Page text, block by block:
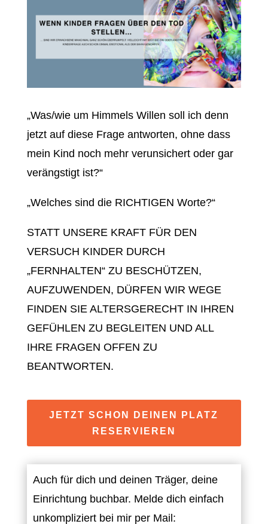
„Was/wie um Himmels Willen soll ich denn
jetzt auf diese Frage antworten, ohne dass
mein Kind noch mehr verunsichert oder gar
verängstigt ist?“
„Welches sind die RICHTIGEN Worte?“
STATT UNSERE KRAFT FÜR DEN
VERSUCH KINDER DURCH
„FERNHALTEN“ ZU BESCHÜTZEN,
AUFZUWENDEN, DÜRFEN WIR WEGE
FINDEN SIE ALTERSGERECHT IN IHREN
GEFÜHLEN ZU BEGLEITEN UND ALL
IHRE FRAGEN OFFEN ZU
BEANTWORTEN.
JETZT SCHON DEINEN PLATZ
RESERVIEREN
Auch für dich und deinen Träger, deine
Einrichtung buchbar. Melde dich einfach
unkompliziert bei mir per Mail: